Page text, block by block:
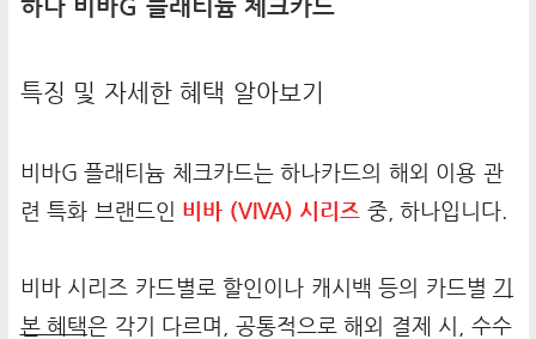
하나 비바G 플래티늄 체크카드
특징 및 자세한 혜택 알아보기
비바G 플래티늄 체크카드는 하나카드의 해외 이용 관
련 특화 브랜드인 비바 (VIVA) 시리즈 중, 하나입니다.
비바 시리즈 카드별로 할인이나 캐시백 등의 카드별 기
본 혜택은 각기 다르며, 공통적으로 해외 결제 시, 수수